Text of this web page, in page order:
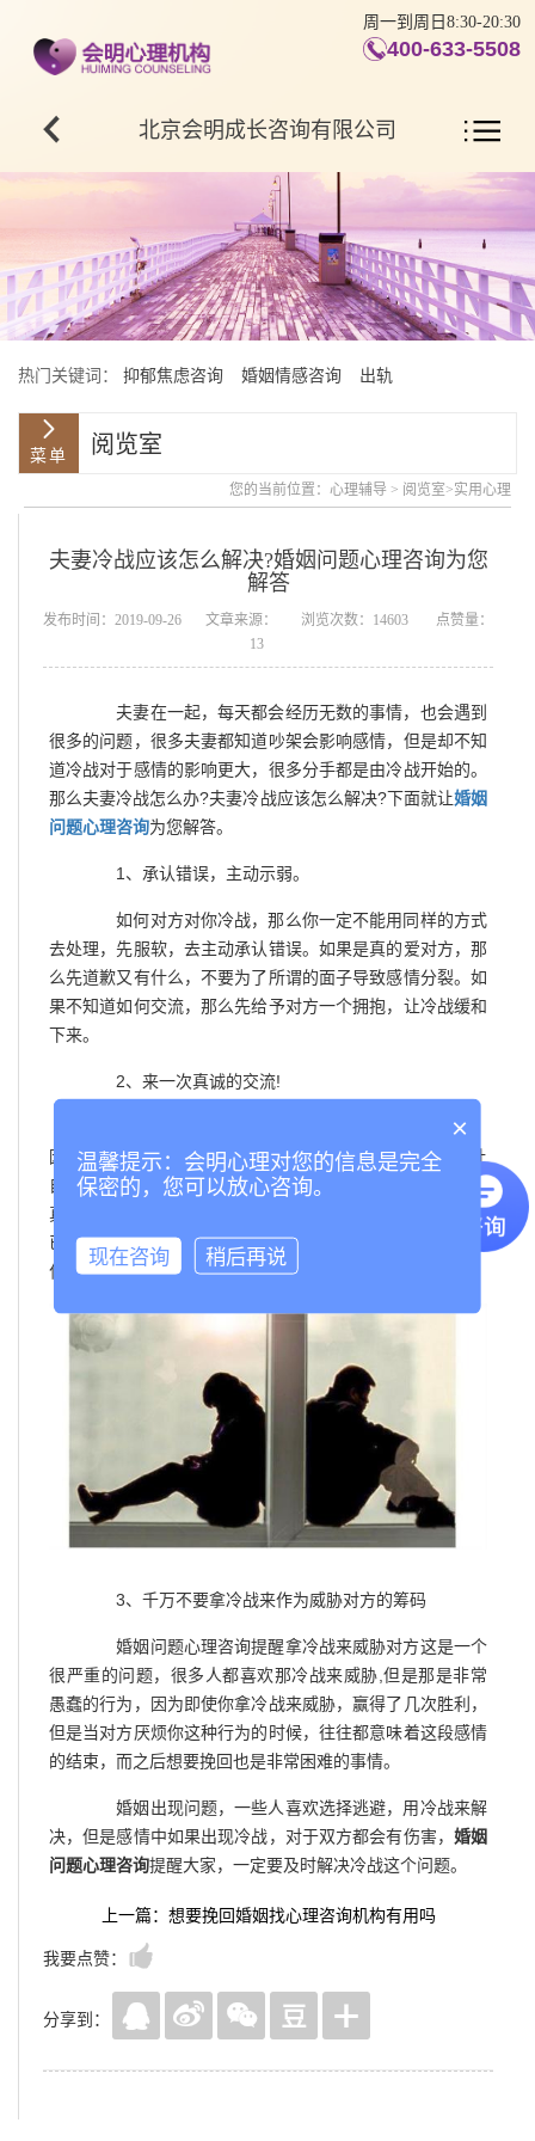
周一到周日8:30-20:30
400-633-5508
北京会明成长咨询有限公司
热门关键词： 抑郁焦虑咨询 婚姻情感咨询 出轨
阅览室
您的当前位置： 心理辅导 > 阅览室>实用心理
夫妻冷战应该怎么解决?婚姻问题心理咨询为您
解答
发布时间：2019-09-26 文章来源： 浏览次数：14603
点赞量：
13
夫妻在一起，每天都会经历无数的事情，也会遇到
很多的问题，很多夫妻都知道吵架会影响感情，但是却不知
道冷战对于感情的影响更大，很多分手都是由冷战开始的。
那么夫妻冷战怎么办?夫妻冷战应该怎么解决?下面就让婚姻
问题心理咨询为您解答。
1、承认错误，主动示弱。
如何对方对你冷战，那么你一定不能用同样的方式
去处理，先服软，去主动承认错误。如果是真的爱对方，那
么先道歉又有什么，不要为了所谓的面子导致感情分裂。如
果不知道如何交流，那么先给予对方一个拥抱，让冷战缓和
下来。
2、来一次真诚的交流!
当冷战缓和下来的时候，就是和对方真诚交流了，
因为很多时候，矛盾都是因为没有交流，导致互相猜忌而让
自己误会了对方，然后关系出现裂痕。冷战之后，一定要去
真诚沟通，好好说话，有什么话坦白说!不要藏着掖着，都
已经是夫妻了，难道还有什么事情是不能说的吗?所以，有
什么委屈，有什么不解，都一次性说出来，解决它。
3、千万不要拿冷战来作为威胁对方的筹码
婚姻问题心理咨询提醒拿冷战来威胁对方这是一个
很严重的问题，很多人都喜欢那冷战来威胁,但是那是非常
愚蠢的行为，因为即使你拿冷战来威胁，赢得了几次胜利，
但是当对方厌烦你这种行为的时候，往往都意味着这段感情
的结束，而之后想要挽回也是非常困难的事情。
婚姻出现问题，一些人喜欢选择逃避，用冷战来解
决，但是感情中如果出现冷战，对于双方都会有伤害， 婚姻
问题心理咨询提醒大家，一定要及时解决冷战这个问题。
上一篇：想要挽回婚姻找心理咨询机构有用吗
我要点赞：
分享到：
×
温馨提示：会明心理对您的信息是完全
保密的，您可以放心咨询。
现在咨询 稍后再说